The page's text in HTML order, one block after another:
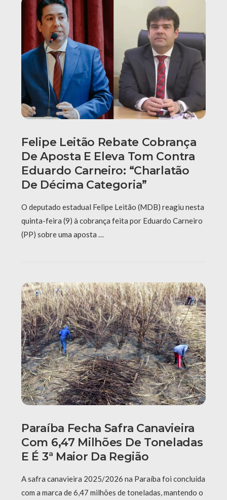
Felipe Leitão Rebate Cobrança
De Aposta E Eleva Tom Contra
Eduardo Carneiro: “Charlatão
De Décima Categoria”
O deputado estadual Felipe Leitão (MDB) reagiu nesta
quinta-feira (9) à cobrança feita por Eduardo Carneiro
(PP) sobre uma aposta …
Paraíba Fecha Safra Canavieira
Com 6,47 Milhões De Toneladas
E É 3ª Maior Da Região
A safra canavieira 2025/2026 na Paraíba foi concluída
com a marca de 6,47 milhões de toneladas, mantendo o